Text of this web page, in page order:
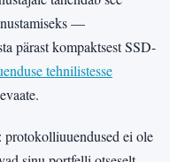
—
pärast kompaktsest SSD-
tehnilistesse
ei ole